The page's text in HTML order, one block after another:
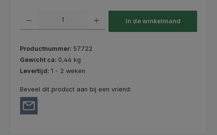
In de winkelmand
Productnummer: 57722
Gewicht ca: 0,46 kg
Levertijd: 1 - 2 weken
Beveel dit product aan bij een vriend: